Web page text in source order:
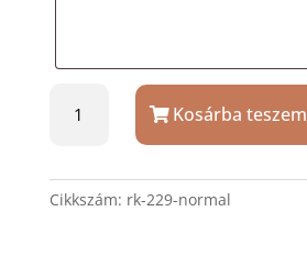
horgony
gravírozással
Kosárba teszem
Cikkszám: rk-229-normal